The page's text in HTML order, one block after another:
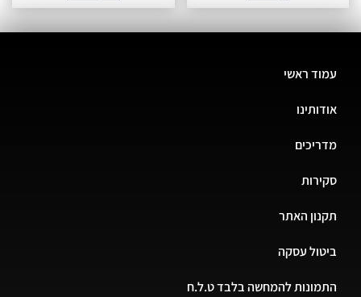
עמוד ראשי
אודותינו
מדריכים
סקירות
תקנון האתר
ביטול עסקה
התמונות להמחשה בלבד ט.ל.ח